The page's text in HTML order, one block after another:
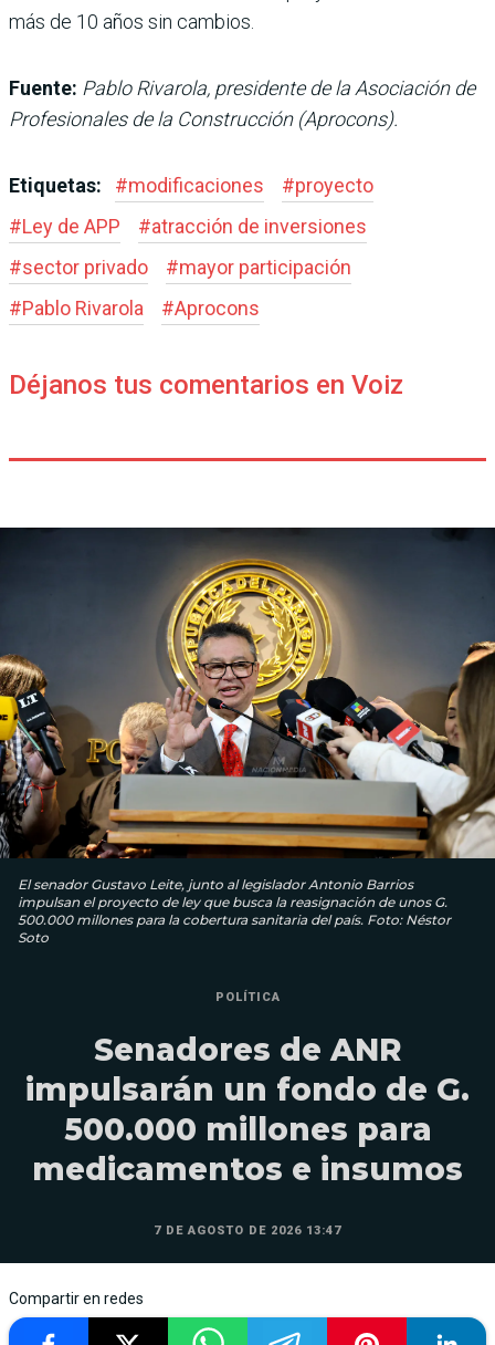
más de 10 años sin cambios.
Fuente: Pablo Rivarola, presidente de la Asociación de
Profesionales de la Construcción (Aprocons).
Etiquetas: #modificaciones #proyecto
#Ley de APP #atracción de inversiones
#sector privado #mayor participación
#Pablo Rivarola #Aprocons
Déjanos tus comentarios en Voiz
El senador Gustavo Leite, junto al legislador Antonio Barrios
impulsan el proyecto de ley que busca la reasignación de unos G.
500.000 millones para la cobertura sanitaria del país. Foto: Néstor
Soto
POLÍTICA
Senadores de ANR
impulsarán un fondo de G.
500.000 millones para
medicamentos e insumos
7 DE AGOSTO DE 2026 13:47
Compartir en redes